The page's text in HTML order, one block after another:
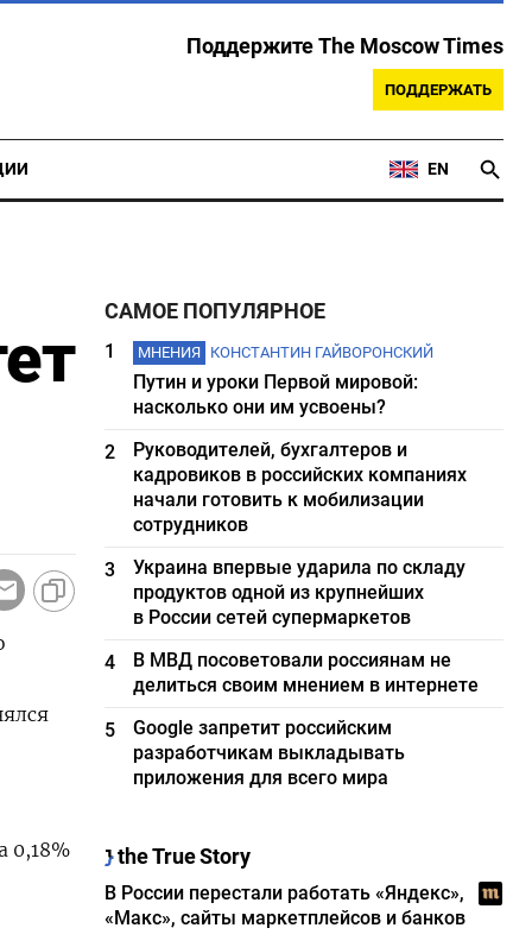
Поддержите The Moscow Times
ПОДДЕРЖАТЬ
EN
0,18%
САМОЕ ПОПУЛЯРНОЕ
1 МНЕНИЯ КОНСТАНТИН ГАЙВОРОНСКИЙ
Путин и уроки Первой мировой:
насколько они им усвоены?
2
Руководителей, бухгалтеров и
кадровиков в российских компаниях
начали готовить к мобилизации
сотрудников
3
Украина впервые ударила по складу
продуктов одной из крупнейших
в России сетей супермаркетов
4
В МВД посоветовали россиянам не
делиться своим мнением в интернете
5
Google запретит российским
разработчикам выкладывать
приложения для всего мира